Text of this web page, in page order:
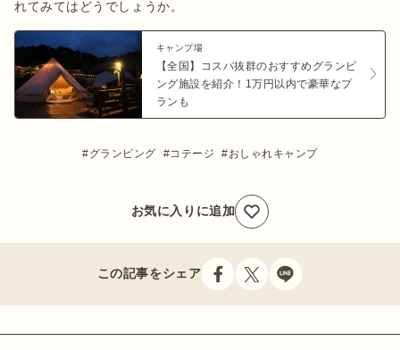
れてみてはどうでしょうか。
キャンプ場
【全国】コスパ抜群のおすすめグランピ
ング施設を紹介！1万円以内で豪華なプ
ランも
グランピング コテージ おしゃれキャンプ
お気に入りに追加
この記事をシェア